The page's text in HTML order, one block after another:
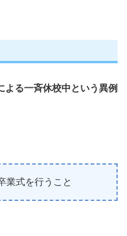
よる一斉休校中という異例
業式を行うこと